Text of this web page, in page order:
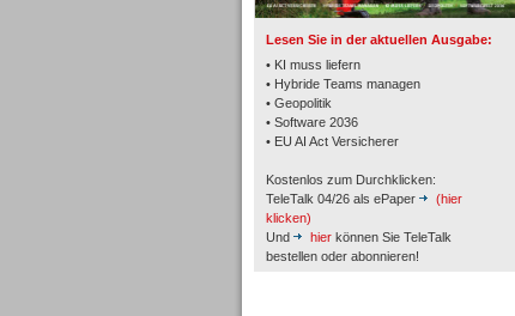
Lesen Sie in der aktuellen Ausgabe:
• KI muss liefern
• Hybride Teams managen
• Geopolitik
• Software 2036
• EU AI Act Versicherer
Kostenlos zum Durchklicken:
TeleTalk 04/26 als ePaper
(hier
klicken)
Und
hier können Sie TeleTalk
bestellen oder abonnieren!
Workforce-Management